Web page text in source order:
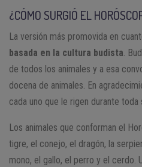
➡️ DESCUBRE LAS
HORÓSCOPO
1983, 1995, 2007, 2019, 2031
Amante de la buena ropa y la
permite pasar desapercibido.
pecan de dominantes por
➡️ DESCUBRE LAS
¿CÓMO SURGIÓ EL
La versión más promovida en
basada en la cultura budista.
de todos los animales y a esa
docena de animales. En
cada uno que le rigen durante toda
Los animales que conforman el
tigre, el conejo, el dragón, la
mono, el gallo, el perro y el cerdo.